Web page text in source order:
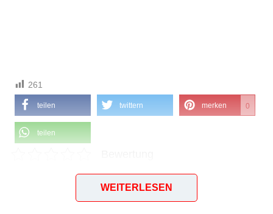
261
teilen twittern merken 0
teilen
WEITERLESEN